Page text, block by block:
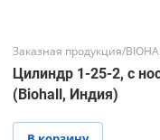
Заказная продукция/
Цилиндр 1-25-2, с носиком, круглое основание,
(Biohall, Индия)